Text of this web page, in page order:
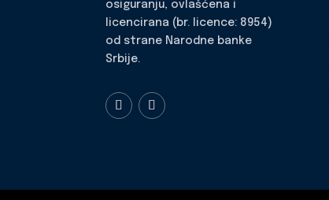
osiguranju, ovlašćena i
licencirana (br. licence: 8954)
od strane Narodne banke
Srbije.